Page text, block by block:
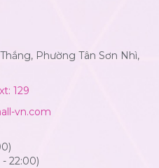
Phường Tân Sơn Nhì,
129
vn.com
22:00)